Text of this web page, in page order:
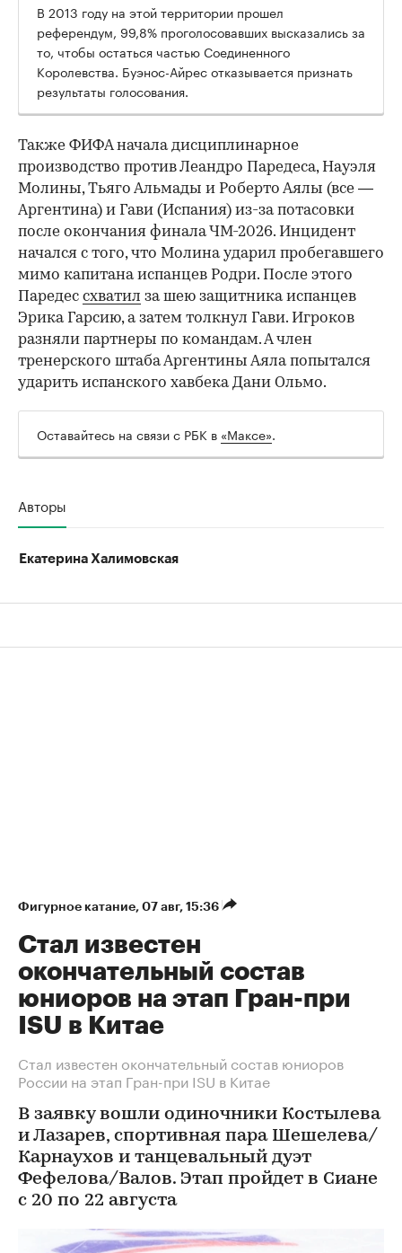
В 2013 году на этой территории прошел
референдум, 99,8% проголосовавших высказались за
то, чтобы остаться частью Соединенного
Королевства. Буэнос-Айрес отказывается признать
результаты голосования.
Также ФИФА начала дисциплинарное
производство против Леандро Паредеса, Науэля
Молины, Тьяго Альмады и Роберто Аялы (все —
Аргентина) и Гави (Испания) из-за потасовки
после окончания финала ЧМ-2026. Инцидент
начался с того, что Молина ударил пробегавшего
мимо капитана испанцев Родри. После этого
Паредес схватил за шею защитника испанцев
Эрика Гарсию, а затем толкнул Гави. Игроков
разняли партнеры по командам. А член
тренерского штаба Аргентины Аяла попытался
ударить испанского хавбека Дани Ольмо.
Оставайтесь на связи с РБК в «Максе».
Авторы
Екатерина Халимовская
Фигурное катание⁠, 07 авг, 15:36
Стал известен
окончательный состав
юниоров на этап Гран-при
ISU в Китае
Стал известен окончательный состав юниоров
России на этап Гран-при ISU в Китае
В заявку вошли одиночники Костылева
и Лазарев, спортивная пара Шешелева/
Карнаухов и танцевальный дуэт
Фефелова/Валов. Этап пройдет в Сиане
с 20 по 22 августа